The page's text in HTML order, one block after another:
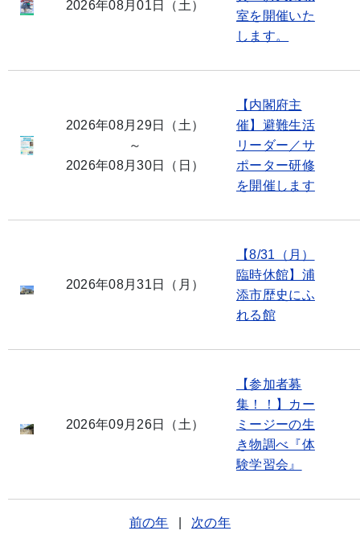
2026年08月01日（土）
室を開催いた
します。
2026年08月29日（土）
～
2026年08月30日（日）
【内閣府主
催】避難生活
リーダー／サ
ポーター研修
を開催します
2026年08月31日（月）
【8/31（月）
臨時休館】浦
添市歴史にふ
れる館
2026年09月26日（土）
【参加者募
集！！】カー
ミージーの生
き物調べ『体
験学習会』
前の年 次の年